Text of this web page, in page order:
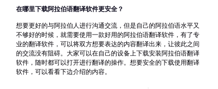
在哪里下载阿拉伯语翻译软件更安全？
想要更好的与阿拉伯人进行沟通交流，但是自己的阿拉伯语水平又
不够好的时候，就需要使用一款好用的阿拉伯语翻译软件，有了专
业的翻译软件，可以将双方想要表达的内容翻译出来，让彼此之间
的交流没有阻碍。大家可以在自己的设备上下载安装阿拉伯语翻译
软件，随时都可以打开进行翻译的操作。想要安全的下载使用翻译
软件，可以看看下边介绍的内容。